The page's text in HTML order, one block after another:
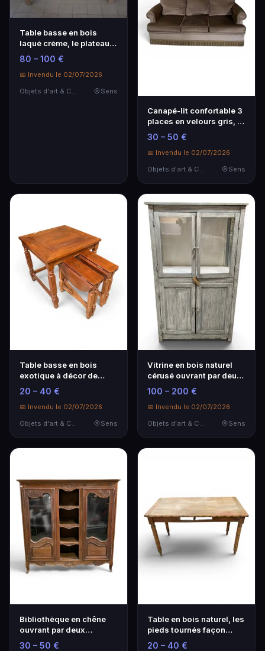
Table basse en bois
laqué crème, le plateau
en verre portant…
80 – 100 €
📅 Invendu le 02/07/2026
Objets d'art & Curiosités
Sens
Canapé-lit confortable 3
places en velours gris, la
partie i…
30 – 50 €
📅 Invendu le 02/07/2026
Objets d'art & Curiosités
Sens
Table basse en bois
exotique à décor de
filets de laiton déc…
20 – 40 €
📅 Invendu le 02/07/2026
Objets d'art & Curiosités
Sens
Vitrine en bois naturel
cérusé ouvrant par deux
vantaux en p…
100 – 200 €
📅 Invendu le 02/07/2026
Objets d'art & Curiosités
Sens
Bibliothèque en chêne
ouvrant par deux
vantaux vitrés séparé…
30 – 50 €
Table en bois naturel, les
pieds tournés façon
bambou.
20 – 40 €